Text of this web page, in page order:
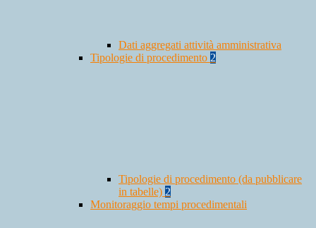
Dati aggregati attività amministrativa
Tipologie di procedimento 2
Tipologie di procedimento (da pubblicare
in tabelle) 2
Monitoraggio tempi procedimentali